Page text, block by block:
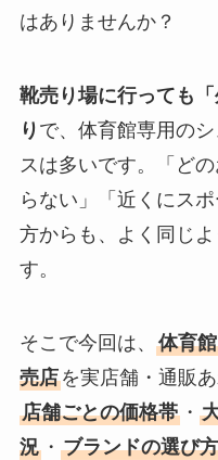
はありませんか？
靴売り場に行っても
り で、体育館専用の
スは多いです。「ど
らない」「近くにス
方からも、よく同じ
す。
そこで今回は、 体育
売店を実店舗・通販
店舗ごとの価格帯・
況・ ブランドの選び方